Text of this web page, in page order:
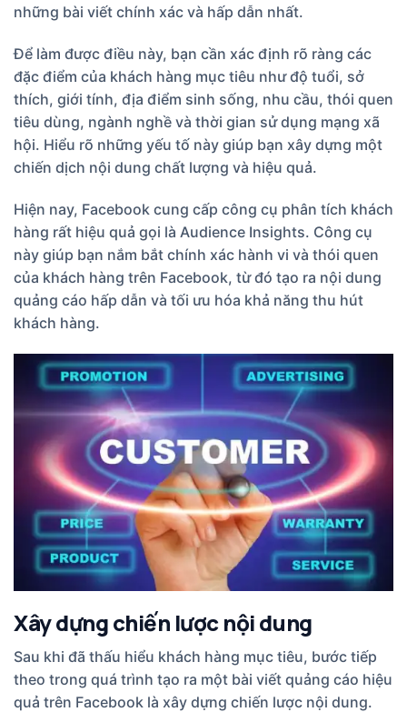
những bài viết chính xác và hấp dẫn nhất.
Để làm được điều này, bạn cần xác định rõ ràng các
đặc điểm của khách hàng mục tiêu như độ tuổi, sở
thích, giới tính, địa điểm sinh sống, nhu cầu, thói quen
tiêu dùng, ngành nghề và thời gian sử dụng mạng xã
hội. Hiểu rõ những yếu tố này giúp bạn xây dựng một
chiến dịch nội dung chất lượng và hiệu quả.
Hiện nay, Facebook cung cấp công cụ phân tích khách
hàng rất hiệu quả gọi là Audience Insights. Công cụ
này giúp bạn nắm bắt chính xác hành vi và thói quen
của khách hàng trên Facebook, từ đó tạo ra nội dung
quảng cáo hấp dẫn và tối ưu hóa khả năng thu hút
khách hàng.
Xây dựng chiến lược nội dung
Sau khi đã thấu hiểu khách hàng mục tiêu, bước tiếp
theo trong quá trình tạo ra một bài viết quảng cáo hiệu
quả trên Facebook là xây dựng chiến lược nội dung.